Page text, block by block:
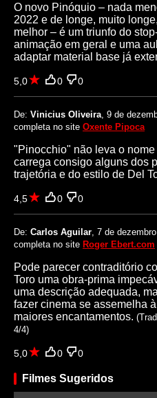
O novo Pinóquio – nada
2022 e de longe, muito
melhor – é um triunfo do
animação em geral e uma
adaptar material base já
5,0 0 0
De: Vinicius Oliveira , 9 de
completa no site Oxente Pipoca
"Pinocchio" não leva o
carrega consigo alguns dos
trajetória e do estilo de Del
4,5 0 0
De: Carlos Aguilar , 7 de
completa no site Roger Ebert.com
Pode parecer contraditório
Toro uma obra-prima
uma descrição adequada,
fazer cinema se assemelha
maiores encantamentos.
4/4)
5,0 0 0
Filmes Sugeridos